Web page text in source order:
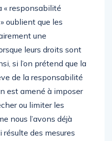
« responsabilité
oublient que les
une
leurs droits sont
si l’on prétend que la
de la responsabilité
est amené à imposer
ou limiter les
nous l’avons déjà
des mesures